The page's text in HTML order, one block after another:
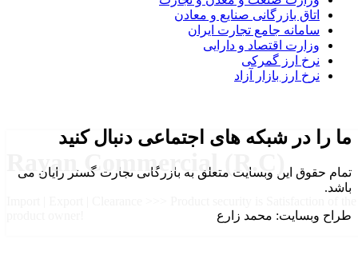
Rayan Commercial (R.C)
اتاق بازرگانی صنایع و معادن
سامانه جامع تجارت ایران
وزارت اقتصاد و دارایی
نرخ ارز گمرکی
نرخ ارز بازار آزاد
ما را در شبکه های اجتماعی دنبال کنید
تمام حقوق این وبسایت متعلق به بازرگانی تجارت گستر رایان می
باشد.
طراح وبسایت: محمد زارع